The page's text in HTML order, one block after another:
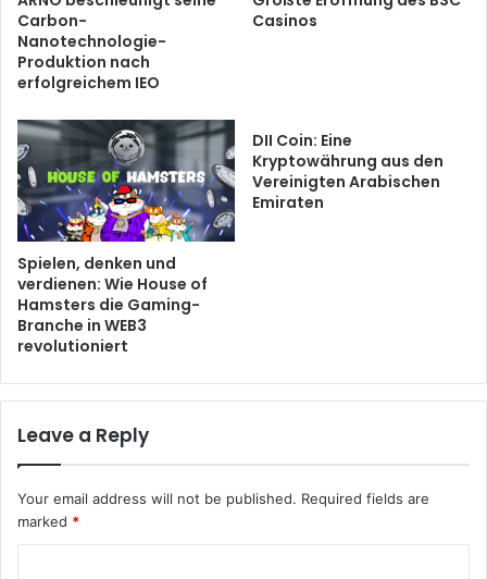
Carbon-
Nanotechnologie-
Produktion nach
erfolgreichem IEO
Casinos
Spielen, denken und
verdienen: Wie House of
Hamsters die Gaming-
Branche in WEB3
revolutioniert
DII Coin: Eine
Kryptowährung aus den
Vereinigten Arabischen
Emiraten
Leave a Reply
Your email address will not be published. Required fields are
marked *